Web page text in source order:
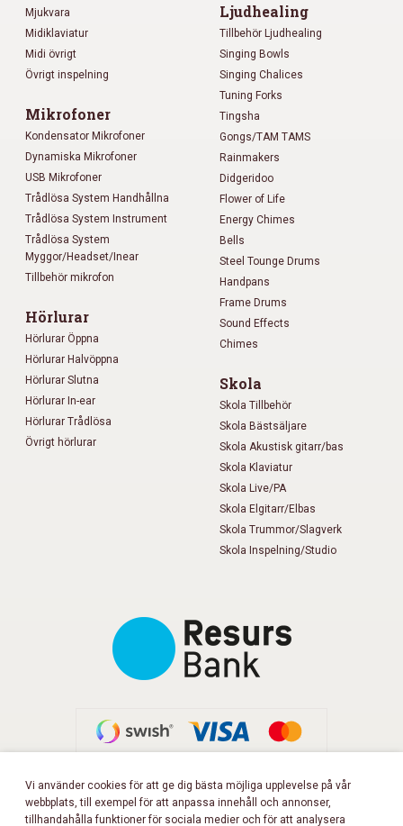
Mjukvara
Midiklaviatur
Midi övrigt
Övrigt inspelning
Mikrofoner
Kondensator Mikrofoner
Dynamiska Mikrofoner
USB Mikrofoner
Trådlösa System Handhållna
Trådlösa System Instrument
Trådlösa System
Myggor/Headset/Inear
Tillbehör mikrofon
Hörlurar
Hörlurar Öppna
Hörlurar Halvöppna
Hörlurar Slutna
Hörlurar In-ear
Hörlurar Trådlösa
Övrigt hörlurar
Ljudhealing
Tillbehör Ljudhealing
Singing Bowls
Singing Chalices
Tuning Forks
Tingsha
Gongs/TAM TAMS
Rainmakers
Didgeridoo
Flower of Life
Energy Chimes
Bells
Steel Tounge Drums
Handpans
Frame Drums
Sound Effects
Chimes
Skola
Skola Tillbehör
Skola Bästsäljare
Skola Akustisk gitarr/bas
Skola Klaviatur
Skola Live/PA
Skola Elgitarr/Elbas
Skola Trummor/Slagverk
Skola Inspelning/Studio
FÖLJ OSS PÅ FACEBOOK!
Vi använder cookies för att ge dig bästa möjliga upplevelse på vår
webbplats, till exempel för att anpassa innehåll och annonser,
tillhandahålla funktioner för sociala medier och för att analysera